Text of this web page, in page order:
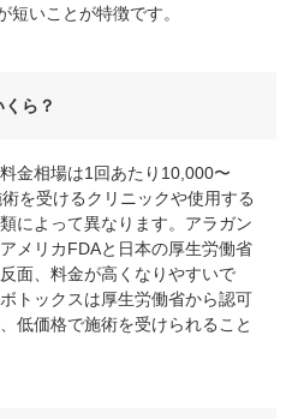
短いことが特徴です。
ら？
金相場は1回あたり10,000〜
を受けるクリニックや使用する
によって異なります。アラガン
メリカFDAと日本の厚生労働省
面、料金が高くなりやすいで
トックスは厚生労働省から認可
低価格で施術を受けられること